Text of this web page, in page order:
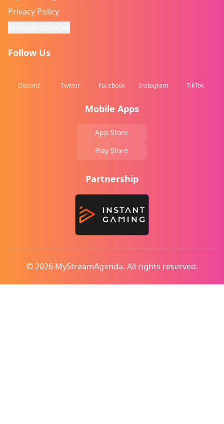
Privacy Policy
Follow Us
Discord Twitter Facebook Instagram TikTok
Mobile Apps
App Store
Play Store
Partnership
© 2026 MyStreamAgenda. All rights reserved.